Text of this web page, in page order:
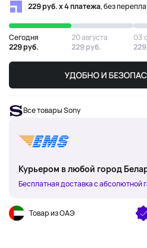
229 руб. х 4 платежа, без
Сегодня
229 руб.
20 августа
229 руб.
03
Все товары Sony
Курьером в любой город
Бесплатная доставка с абсолютной
Товар из ОАЭ